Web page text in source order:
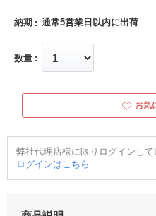
納期 通常5営業日以内に出荷
数量
お気
弊社代理店様に限りログインし
ログインはこちら